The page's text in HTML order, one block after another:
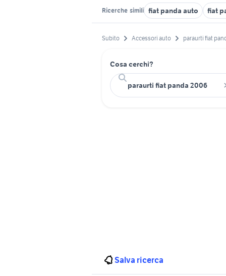
Ricerche simili fiat panda auto fiat
Subito Accessori auto paraurti fiat
Cosa cerchi?
Salva ricerca